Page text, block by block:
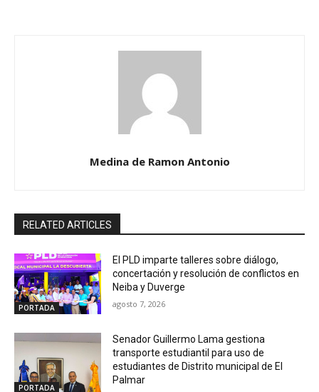
Medina de Ramon Antonio
RELATED ARTICLES
PORTADA
El PLD imparte talleres sobre diálogo,
concertación y resolución de conflictos en
Neiba y Duverge
agosto 7, 2026
PORTADA
Senador Guillermo Lama gestiona
transporte estudiantil para uso de
estudiantes de Distrito municipal de El
Palmar